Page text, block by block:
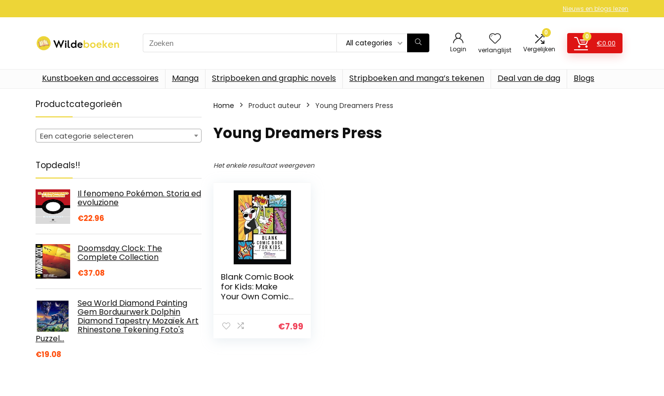
Nieuws en blogs lezen
Search
for:
All categories
Login verlanglijst
0
Vergelijken
0
€0.00
Kunstboeken and accessoires Manga Stripboeken and graphic novels Stripboeken and manga’s tekenen Deal van de dag Blogs
Productcategorieën
Een categorie selecteren
Topdeals!!
Il fenomeno Pokémon. Storia ed
evoluzione
€22.96
Doomsday Clock: The
Complete Collection
€37.08
Sea World Diamond Painting
Gem Borduurwerk Dolphin
Diamond Tapestry Mozaïek Art
Rhinestone Tekening Foto's
Puzzel…
€19.08
Home Product auteur Young Dreamers Press
Young Dreamers Press
Het enkele resultaat weergeven
Blank Comic Book
for Kids: Make
Your Own Comic
Sketchbook for
€7.99